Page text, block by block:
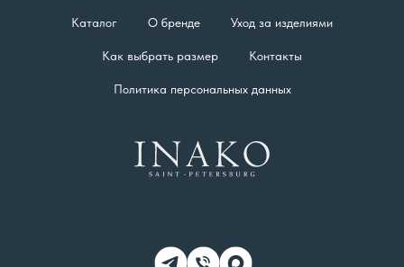
Каталог О бренде Уход за изделиями
Как выбрать размер Контакты
Политика персональных данных